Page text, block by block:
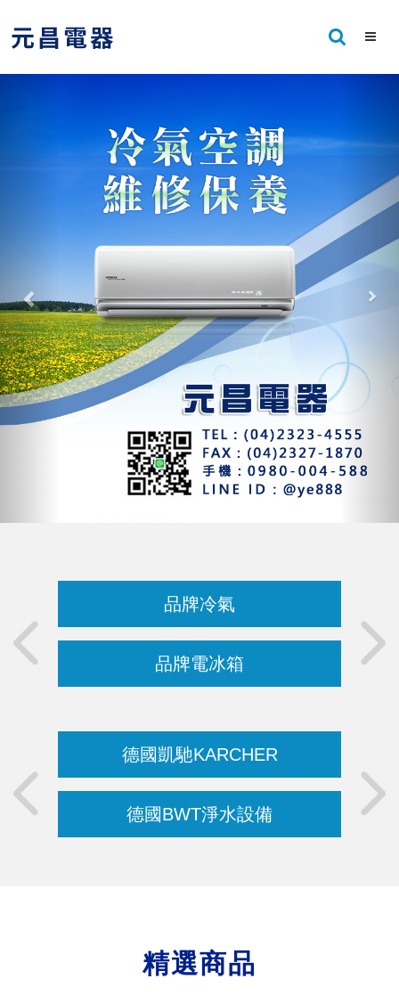
品牌冷氣
品牌電冰箱
德國凱馳KARCHER
德國BWT淨水設備
精選商品